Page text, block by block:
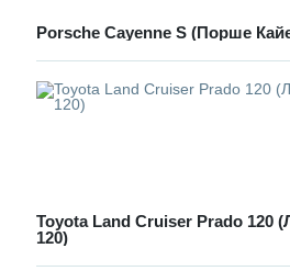
Porsche Cayenne S (Порше
Toyota Land Cruiser Prado 120
120)